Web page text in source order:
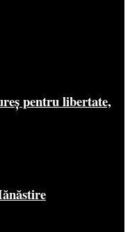
pentru libertate,